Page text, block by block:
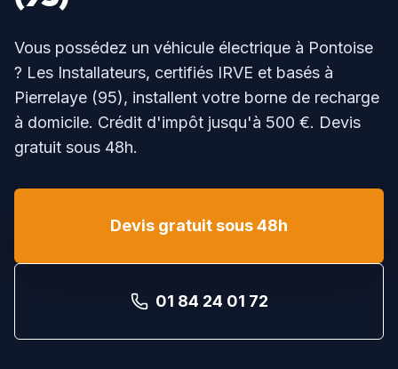
Vous possédez un véhicule électrique à Pontoise
? Les Installateurs, certifiés IRVE et basés à
Pierrelaye (95), installent votre borne de recharge
à domicile. Crédit d'impôt jusqu'à 500 €. Devis
gratuit sous 48h.
Devis gratuit sous 48h
01 84 24 01 72